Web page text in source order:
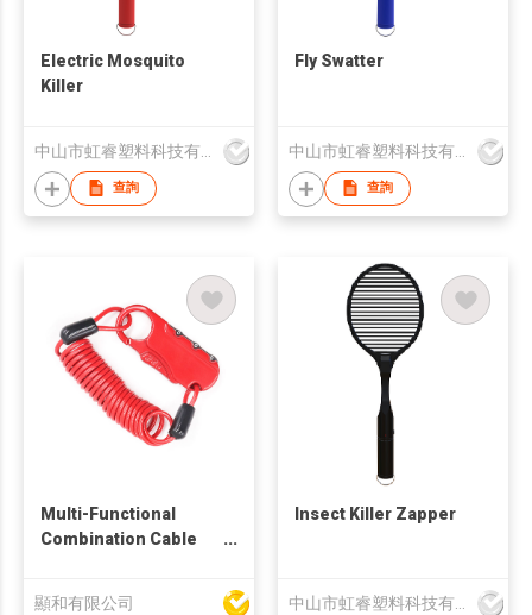
Electric Mosquito
Killer
查詢
Fly Swatter
查詢
Multi-Functional
Combination Cable
顯和有限公司
Insect Killer Zapper